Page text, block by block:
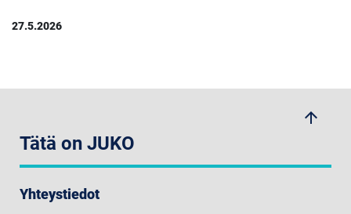
27.5.2026
arrow_upwards
Tätä on JUKO
Yhteystiedot